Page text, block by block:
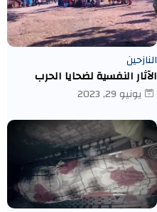
النازحين
الآثار النفسية لضحايا الحرب
يونيو 29, 2023